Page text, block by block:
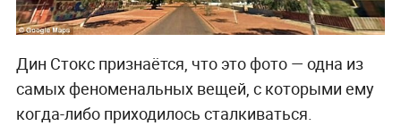
Дин Стокс признаётся, что это фото — одна из
самых феноменальных вещей, с которыми ему
когда-либо приходилось сталкиваться.